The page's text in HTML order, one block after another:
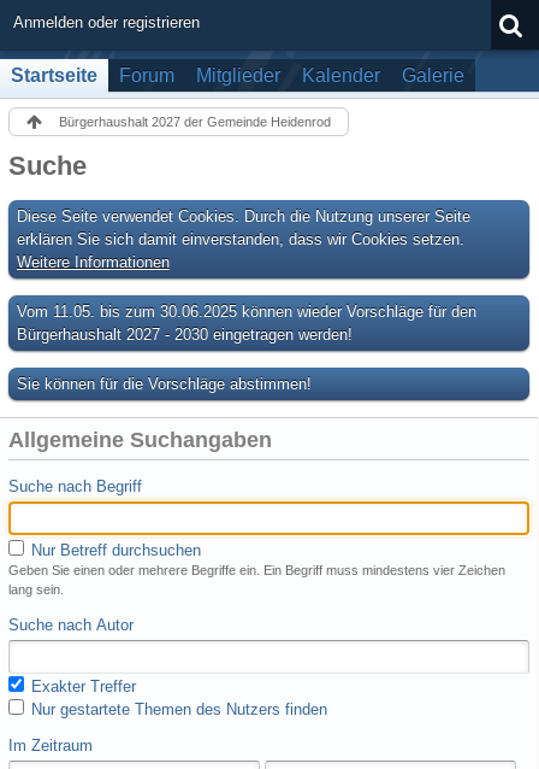
Anmelden oder registrieren
Startseite Forum Mitglieder Kalender Galerie
Bürgerhaushalt 2027 der Gemeinde Heidenrod
Suche
Diese Seite verwendet Cookies. Durch die Nutzung unserer Seite
erklären Sie sich damit einverstanden, dass wir Cookies setzen.
Weitere Informationen
Vom 11.05. bis zum 30.06.2025 können wieder Vorschläge für den
Bürgerhaushalt 2027 - 2030 eingetragen werden!
Sie können für die Vorschläge abstimmen!
Allgemeine Suchangaben
Suche nach Begriff
Nur Betreff durchsuchen
Geben Sie einen oder mehrere Begriffe ein. Ein Begriff muss mindestens vier Zeichen
lang sein.
Suche nach Autor
Exakter Treffer
Nur gestartete Themen des Nutzers finden
Im Zeitraum